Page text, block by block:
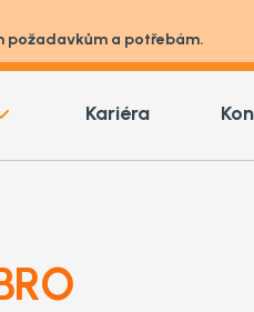
požadavkům a potřebám.
Kariéra